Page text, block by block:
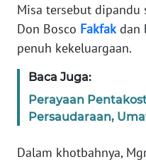
Misa tersebut dipandu
Don Bosco Fakfakdan
penuh kekeluargaan.
Baca Juga:
Perayaan
Persaudaraan,
Dalam khotbahnya,
WN
SUMUT
JAKARTA
WN